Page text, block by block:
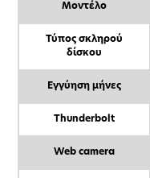
Μοντέλο
Τύπος σκληρού
δίσκου
Εγγύηση μήνες
Thunderbolt
Web camera